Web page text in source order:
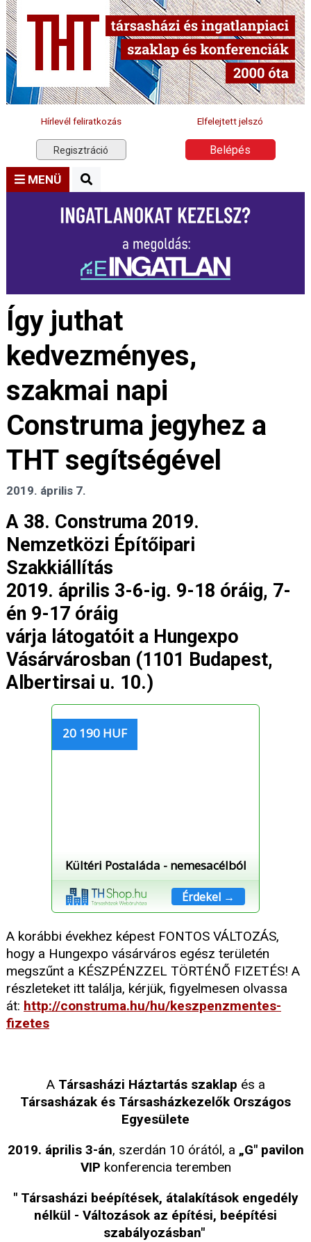
Hírlevél feliratkozás Elfelejtett jelszó
Regisztráció Belépés
MENÜ
Így juthat
kedvezményes,
szakmai napi
Construma jegyhez a
THT segítségével
2019. április 7.
A 38. Construma 2019.
Nemzetközi Építőipari
Szakkiállítás
2019. április 3-6-ig. 9-18 óráig, 7-
én 9-17 óráig
várja látogatóit a Hungexpo
Vásárvárosban (1101 Budapest,
Albertirsai u. 10.)
20 190 HUF
Kültéri Postaláda - nemesacélból
Érdekel →
A korábbi évekhez képest FONTOS VÁLTOZÁS,
hogy a Hungexpo vásárváros egész területén
megszűnt a KÉSZPÉNZZEL TÖRTÉNŐ FIZETÉS! A
részleteket itt találja, kérjük, figyelmesen olvassa
át: http://construma.hu/hu/keszpenzmentes-
fizetes
A Társasházi Háztartás szaklap és a
Társasházak és Társasházkezelők Országos
Egyesülete
2019. április 3-án, szerdán 10 órától, a „G" pavilon
VIP konferencia teremben
" Társasházi beépítések, átalakítások engedély
nélkül - Változások az építési, beépítési
szabályozásban"